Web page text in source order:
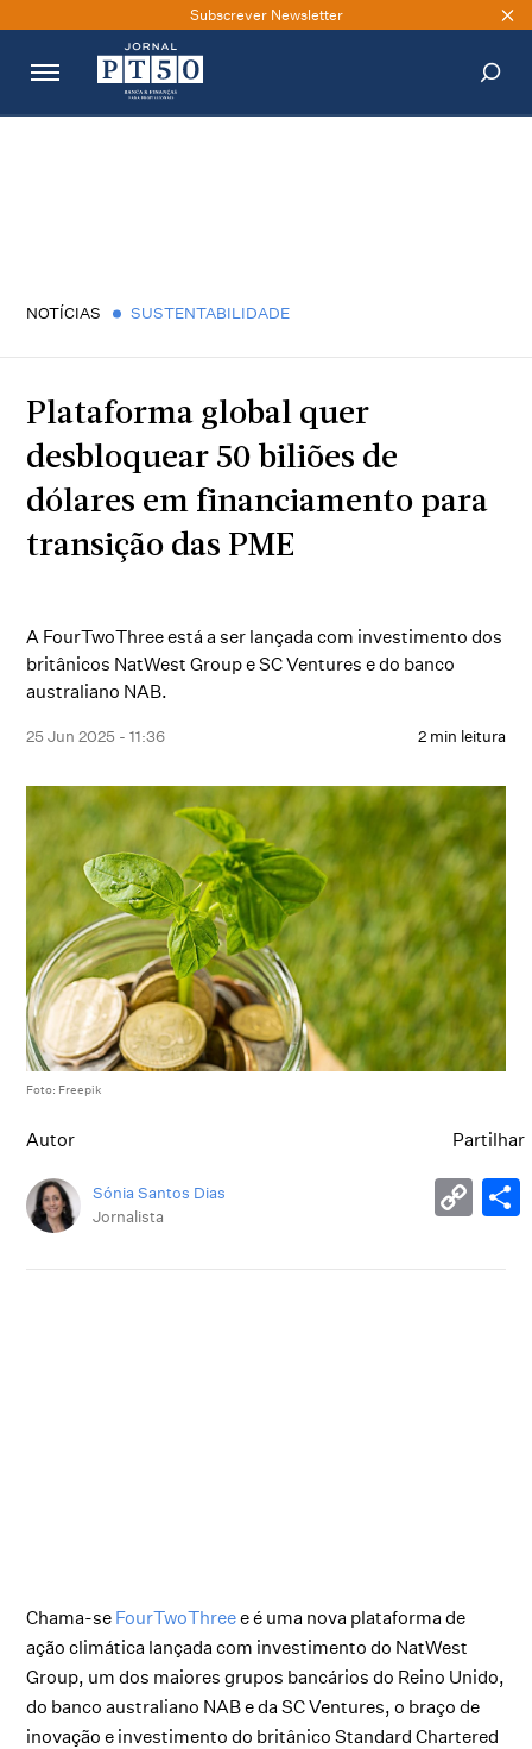
Subscrever Newsletter
NOTÍCIAS SUSTENTABILIDADE
Plataforma global quer
desbloquear 50 biliões de
dólares em financiamento para
transição das PME
A FourTwoThree está a ser lançada com investimento dos
britânicos NatWest Group e SC Ventures e do banco
australiano NAB.
25 Jun 2025 - 11:36 2 min leitura
Foto: Freepik
Autor
Sónia Santos Dias
Jornalista
Partilhar
Chama-se FourTwoThreee é uma nova plataforma de
ação climática lançada com investimento do NatWest
Group, um dos maiores grupos bancários do Reino Unido,
do banco australiano NAB e da SC Ventures, o braço de
inovação e investimento do britânico Standard Chartered